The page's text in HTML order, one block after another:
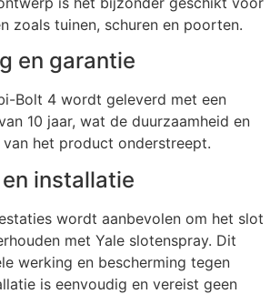
zoals tuinen, schuren en poorten.
en garantie
Bolt 4 wordt geleverd met een
10 jaar, wat de duurzaamheid en
het product onderstreept.
installatie
wordt aanbevolen om het slot
met Yale slotenspray. Dit
werking en bescherming tegen
is eenvoudig en vereist geen